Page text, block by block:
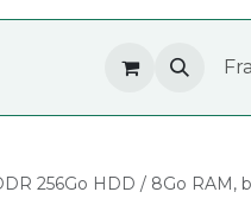
À propos de
256Go HDD / 8Go RAM,